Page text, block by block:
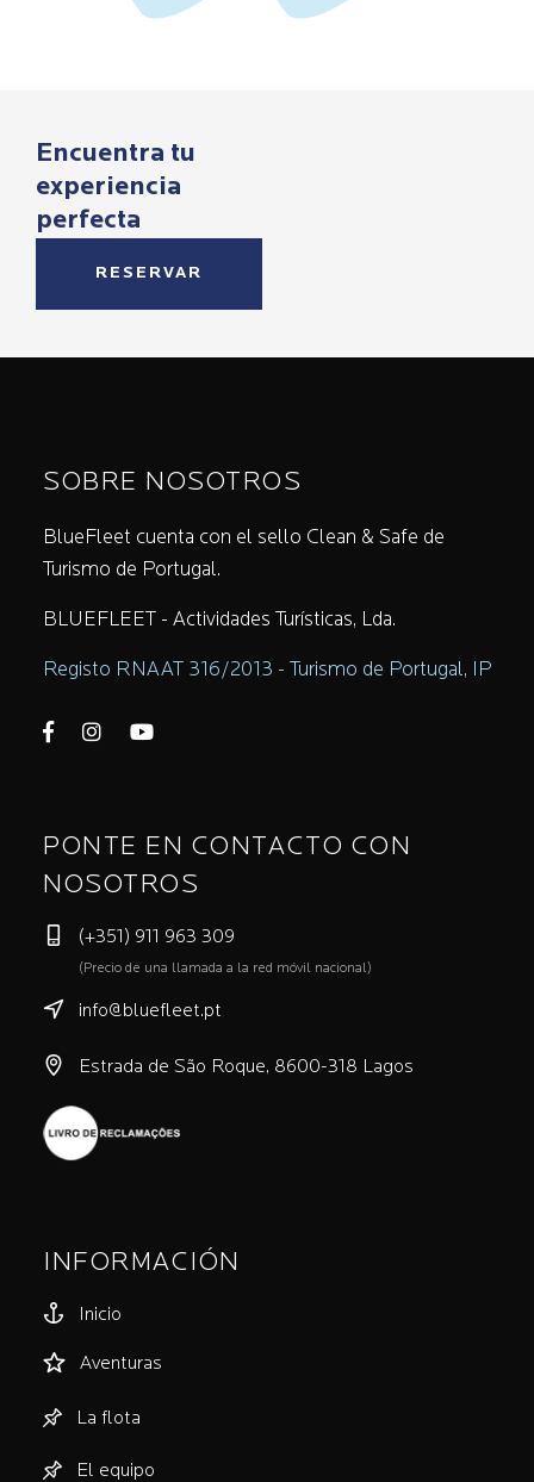
Encuentra tu
experiencia
perfecta
RESERVAR
SOBRE NOSOTROS
BlueFleet cuenta con el sello Clean & Safe de
Turismo de Portugal.
BLUEFLEET - Actividades Turísticas, Lda.
Registo RNAAT 316/2013 - Turismo de Portugal, IP
PONTE EN CONTACTO CON
NOSOTROS
(+351) 911 963 309
(Precio de una llamada a la red móvil nacional)
info@bluefleet.pt
Estrada de São Roque, 8600-318 Lagos
INFORMACIÓN
Inicio
Aventuras
La flota
El equipo